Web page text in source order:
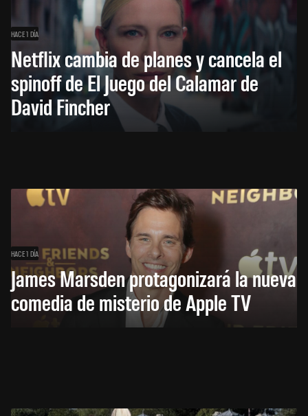
HACE 1 DÍA
Netflix cambia de planes y cancela el
spinoff de El Juego del Calamar de
David Fincher
HACE 1 DÍA
James Marsden protagonizará la nueva
comedia de misterio de Apple TV